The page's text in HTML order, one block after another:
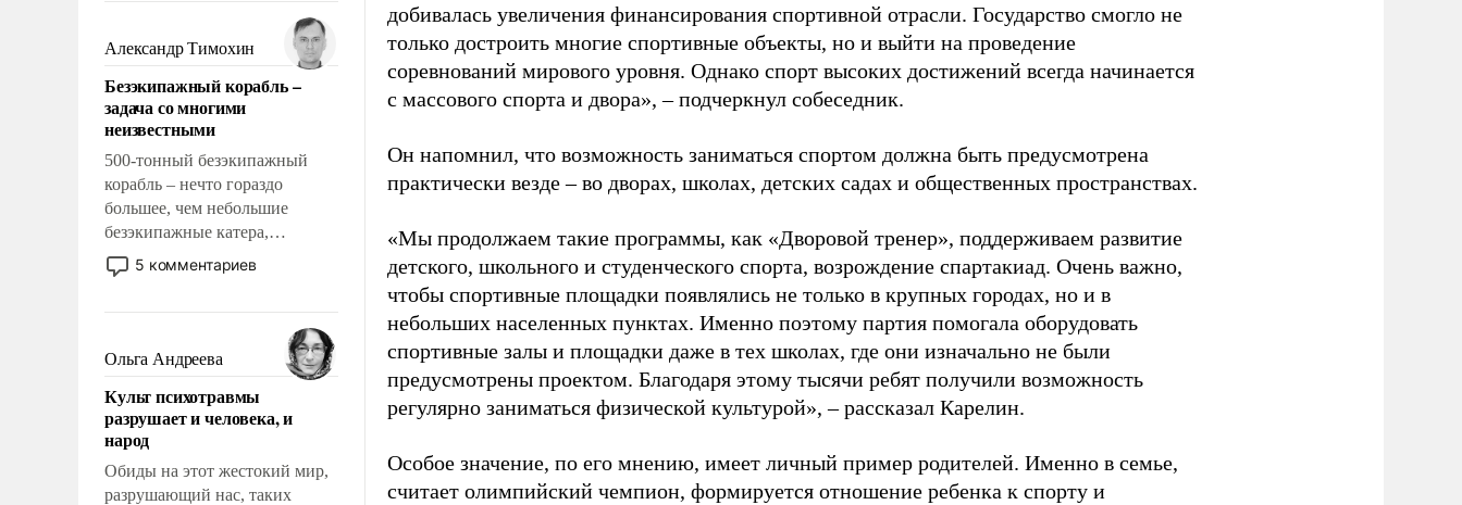
чем она отличается от просто
образованных людей. Иногда
казалось, что эти вопросы
решены раз и навсегда, но –
нет, не решены.
Александр Тимохин
Безэкипажный корабль –
задача со многими
неизвестными
500-тонный безэкипажный
корабль – нечто гораздо
большее, чем небольшие
безэкипажные катера,
применение которых уже
стало обыденностью. Задача по
сложна и амбициозна. Однако
и ее реализация радикально
поднимет наши боевые
возможности.
5 комментариев
Ольга Андреева
Культ психотравмы
разрушает и человека, и
народ
Обиды на этот жестокий мир,
разрушающий нас, таких
добивалась увеличения финансирования спортивной отрасли. Государство смогло не
только достроить многие спортивные объекты, но и выйти на проведение
соревнований мирового уровня. Однако спорт высоких достижений всегда начинается
с массового спорта и двора», – подчеркнул собеседник.
Он напомнил, что возможность заниматься спортом должна быть предусмотрена
практически везде – во дворах, школах, детских садах и общественных пространствах.
«Мы продолжаем такие программы, как «Дворовой тренер», поддерживаем развитие
детского, школьного и студенческого спорта, возрождение спартакиад. Очень важно,
чтобы спортивные площадки появлялись не только в крупных городах, но и в
небольших населенных пунктах. Именно поэтому партия помогала оборудовать
спортивные залы и площадки даже в тех школах, где они изначально не были
предусмотрены проектом. Благодаря этому тысячи ребят получили возможность
регулярно заниматься физической культурой», – рассказал Карелин.
Особое значение, по его мнению, имеет личный пример родителей. Именно в семье,
считает олимпийский чемпион, формируется отношение ребенка к спорту и